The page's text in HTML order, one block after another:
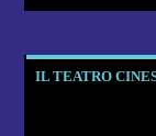
IL TEATRO